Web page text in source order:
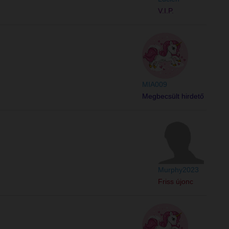
V.I.P.
MIA009
Megbecsült hirdető
Murphy2023
Friss újonc